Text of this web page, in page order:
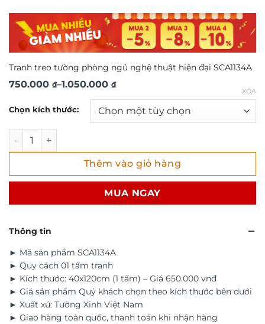
Tranh treo tường phòng ngủ nghệ thuật hiện đại SCA1134A
750.000 ₫–1.050.000 ₫
Khoảng
750.000 ₫
đến
1.050.000 ₫
Chọn kích thước:
XÓA
Tranh treo tường phòng ngủ nghệ thuật hiện đại
Thêm vào giỏ hàng
MUA NGAY
Thông tin
► Mã sản phẩm SCA1134A
► Quy cách 01 tấm tranh
► Kích thước: 40x120cm (1 tấm) – Giá 650.000 vnđ
► Giá sản phẩm Quý khách chọn theo kích thước bên dưới
► Xuất xứ: Tường Xinh Việt Nam
► Giao hàng toàn quốc, thanh toán khi nhận hàng